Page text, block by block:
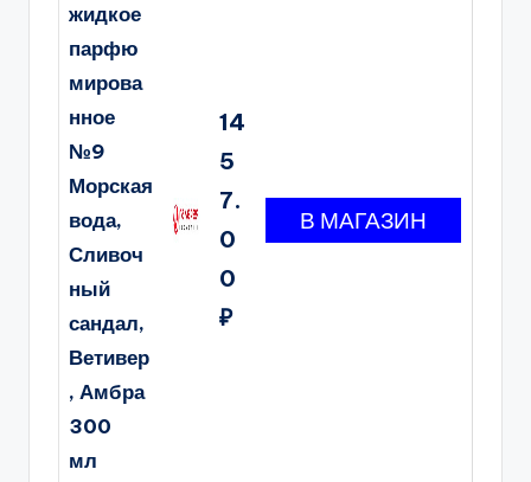
жидкое
парфю
мирова
нное
№9
Морская
вода,
Сливоч
ный
сандал,
Ветивер
, Амбра
300
мл
14
5
7.
0
0
₽